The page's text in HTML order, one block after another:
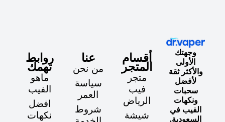
وجهتك
الأولى
والأكثر ثقة
لأفضل
سحبات
ونكهات
الفيب في
السعودية.
أقسام
المتجر
متجر
فيب
الرياض
شيشة
عنا
من نحن
سياسة
العمر
شروط
روابط
تهمك
ماهو
الفيب
افضل
نكهات